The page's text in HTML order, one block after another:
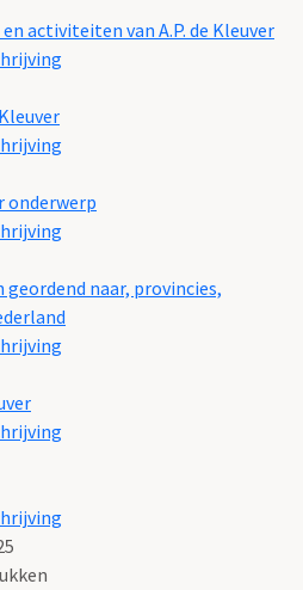
activiteiten van A.P. de Kleuver
onderwerp
naar, provincies,